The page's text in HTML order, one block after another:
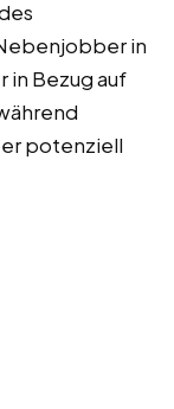
in
in Bezug auf
potenziell